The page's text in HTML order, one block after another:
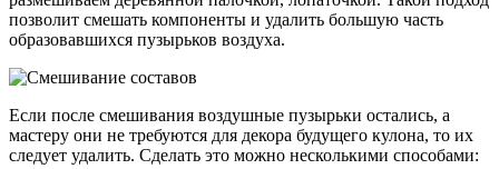
позволит смешать компоненты и удалить большую часть
образовавшихся пузырьков воздуха.
Если после смешивания воздушные пузырьки остались, а
мастеру они не требуются для декора будущего кулона, то их
следует удалить. Сделать это можно несколькими способами: